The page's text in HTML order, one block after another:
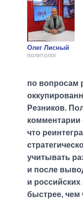
Олег Лисный
политолог
по вопросам
Резников.
комментарии
что
учитывать
и после
и российских
быстрее, чем